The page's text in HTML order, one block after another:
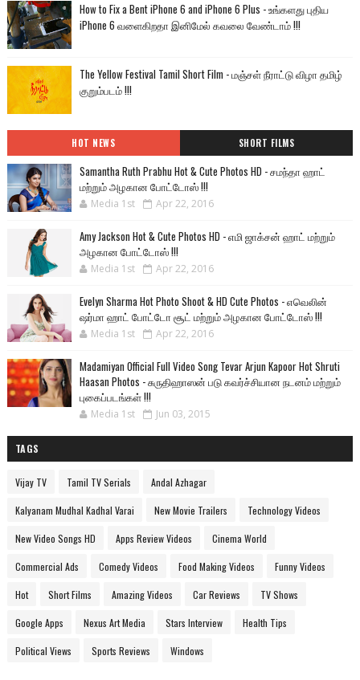
How to Fix a Bent iPhone 6 and iPhone 6 Plus - உங்களது புதிய
iPhone 6 வளைகிறதா இனிமேல் கவலை வேண்டாம் !!!
The Yellow Festival Tamil Short Film - மஞ்சள் நீராட்டு விழா தமிழ்
குறும்படம் !!!
HOT NEWS SHORT FILMS
Samantha Ruth Prabhu Hot & Cute Photos HD - சமந்தா ஹாட்
மற்றும் அழகான போட்டோஸ் !!!
Media 1st Apr 22, 2016
Amy Jackson Hot & Cute Photos HD - எமி ஜாக்சன் ஹாட் மற்றும்
அழகான போட்டோஸ் !!!
Media 1st Apr 22, 2016
Evelyn Sharma Hot Photo Shoot & HD Cute Photos - எவெலின்
ஷர்மா ஹாட் போட்டோ சூட் மற்றும் அழகான போட்டோஸ் !!!
Media 1st Apr 22, 2016
Madamiyan Official Full Video Song Tevar Arjun Kapoor Hot Shruti
Haasan Photos - சுருதிஹாஸன் படு கவர்ச்சியான நடனம் மற்றும்
புகைப்படங்கள் !!!
Media 1st Jun 03, 2015
TAGS
Vijay TV Tamil TV Serials Andal Azhagar
Kalyanam Mudhal Kadhal Varai New Movie Trailers Technology Videos
New Video Songs HD Apps Review Videos Cinema World
Commercial Ads Comedy Videos Food Making Videos Funny Videos
Hot Short Films Amazing Videos Car Reviews TV Shows
Google Apps Nexus Art Media Stars Interview Health Tips
Political Views Sports Reviews Windows